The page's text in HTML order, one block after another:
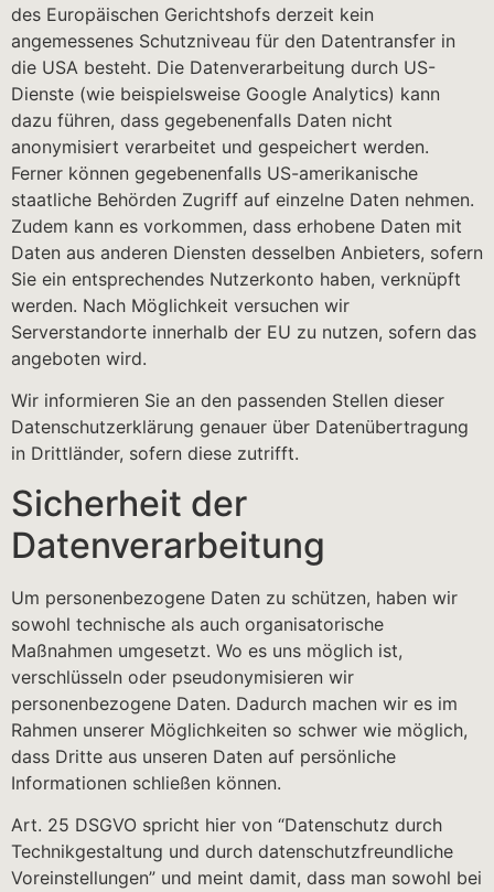
des Europäischen Gerichtshofs derzeit kein
angemessenes Schutzniveau für den Datentransfer in
die USA besteht. Die Datenverarbeitung durch US-
Dienste (wie beispielsweise Google Analytics) kann
dazu führen, dass gegebenenfalls Daten nicht
anonymisiert verarbeitet und gespeichert werden.
Ferner können gegebenenfalls US-amerikanische
staatliche Behörden Zugriff auf einzelne Daten nehmen.
Zudem kann es vorkommen, dass erhobene Daten mit
Daten aus anderen Diensten desselben Anbieters, sofern
Sie ein entsprechendes Nutzerkonto haben, verknüpft
werden. Nach Möglichkeit versuchen wir
Serverstandorte innerhalb der EU zu nutzen, sofern das
angeboten wird.
Wir informieren Sie an den passenden Stellen dieser
Datenschutzerklärung genauer über Datenübertragung
in Drittländer, sofern diese zutrifft.
Sicherheit der
Datenverarbeitung
Um personenbezogene Daten zu schützen, haben wir
sowohl technische als auch organisatorische
Maßnahmen umgesetzt. Wo es uns möglich ist,
verschlüsseln oder pseudonymisieren wir
personenbezogene Daten. Dadurch machen wir es im
Rahmen unserer Möglichkeiten so schwer wie möglich,
dass Dritte aus unseren Daten auf persönliche
Informationen schließen können.
Art. 25 DSGVO spricht hier von “Datenschutz durch
Technikgestaltung und durch datenschutzfreundliche
Voreinstellungen” und meint damit, dass man sowohl bei